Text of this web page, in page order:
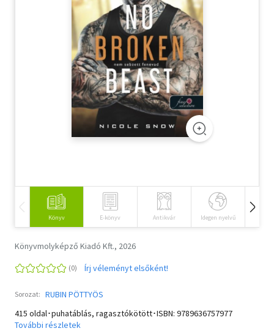
Szótár, nyelvkönyv
Tankönyv, segédkönyv
Társadalomtudomány
Természettudomány
Könyv E-könyv Antikvár Idegen nyelvű
Könyvmolyképző Kiadó Kft., 2026
Írj véleményt elsőként!
Sorozat: RUBIN PÖTTYÖS
415 oldal･puhatáblás, ragasztókötött･ISBN: 9789636757977
További részletek